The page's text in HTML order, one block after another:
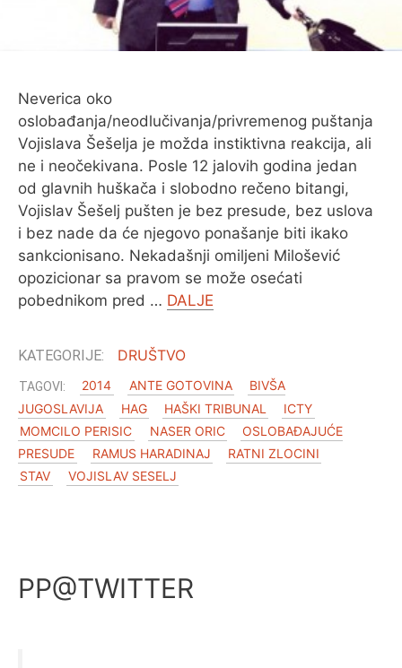
Neverica oko
oslobađanja/neodlučivanja/privremenog puštanja
Vojislava Šešelja je možda instiktivna reakcija, ali
ne i neočekivana. Posle 12 jalovih godina jedan
od glavnih huškača i slobodno rečeno bitangi,
Vojislav Šešelj pušten je bez presude, bez uslova
i bez nade da će njegovo ponašanje biti ikako
sankcionisano. Nekadašnji omiljeni Milošević
opozicionar sa pravom se može osećati
pobednikom pred … DALJE
DRUŠTVO
2014 ANTE GOTOVINA
BIVŠA
JUGOSLAVIJA
HAG HAŠKI TRIBUNAL
ICTY
MOMCILO PERISIC
NASER ORIC
OSLOBAĐAJUĆE
PRESUDE
RAMUS HARADINAJ
RATNI ZLOCINI
STAV
VOJISLAV SESELJ
PP@TWITTER